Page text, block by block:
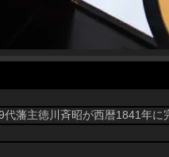
藩主徳川斉昭が西暦1841年に